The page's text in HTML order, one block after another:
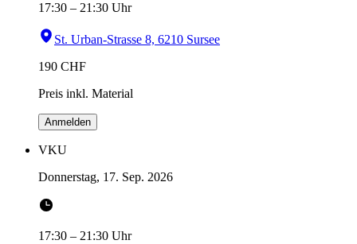
17:30 – 21:30 Uhr
St. Urban-Strasse 8, 6210 Sursee
190 CHF
Preis inkl. Material
Anmelden
VKU
Donnerstag, 17. Sep. 2026
17:30 – 21:30 Uhr